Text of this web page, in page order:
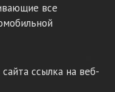
все
ссылка на веб-